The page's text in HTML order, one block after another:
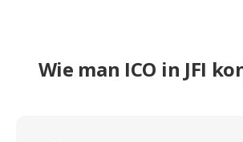
Wie man ICO in JFI